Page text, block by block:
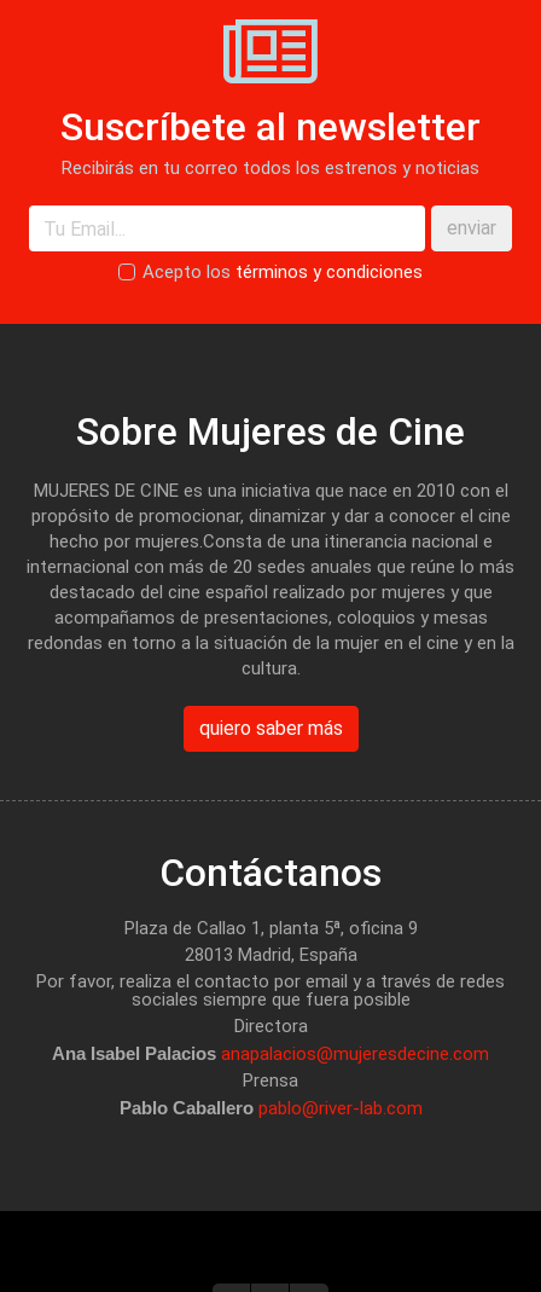
Suscríbete al newsletter
Recibirás en tu correo todos los estrenos y noticias
enviar
Acepto los términos y condiciones
Sobre Mujeres de Cine
MUJERES DE CINE es una iniciativa que nace en 2010 con el
propósito de promocionar, dinamizar y dar a conocer el cine
hecho por mujeres.Consta de una itinerancia nacional e
internacional con más de 20 sedes anuales que reúne lo más
destacado del cine español realizado por mujeres y que
acompañamos de presentaciones, coloquios y mesas
redondas en torno a la situación de la mujer en el cine y en la
cultura.
quiero saber más
Contáctanos
Plaza de Callao 1, planta 5ª, oficina 9
28013 Madrid, España
Por favor, realiza el contacto por email y a través de redes
sociales siempre que fuera posible
Directora
Ana Isabel Palacios anapalacios@mujeresdecine.com
Prensa
Pablo Caballero pablo@river-lab.com